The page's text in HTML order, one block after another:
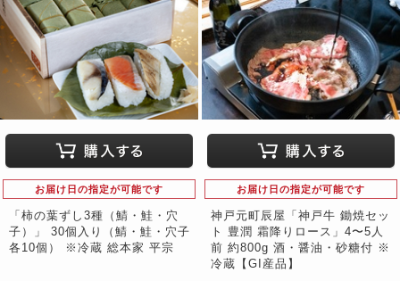
お届け日の指定が可能です
「柿の葉ずし3種（鯖・鮭・穴
子）」 30個入り（鯖・鮭・穴子
各10個） ※冷蔵 総本家 平宗
お届け日の指定が可能です
神戸元町辰屋「神戸牛 鋤焼セッ
ト 豊潤 霜降りロース」4〜5人
前 約800g 酒・醤油・砂糖付 ※
冷蔵【GI産品】